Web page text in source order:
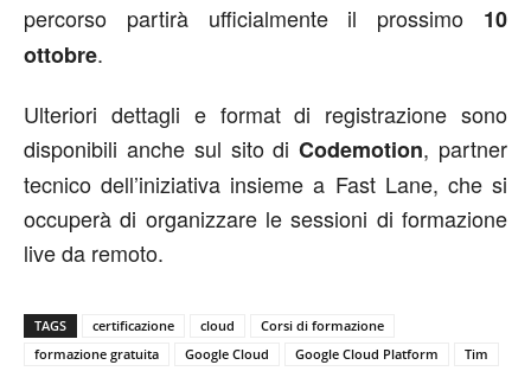
percorso partirà ufficialmente il prossimo 10
ottobre.
Ulteriori dettagli e format di registrazione sono
disponibili anche sul sito diCodemotion, partner
tecnico dell’iniziativa insieme a Fast Lane, che si
occuperà di organizzare le sessioni di formazione
live da remoto.
TAGS certificazione cloud
Corsi di formazione
formazione gratuita
Google Cloud Google Cloud Platform Tim